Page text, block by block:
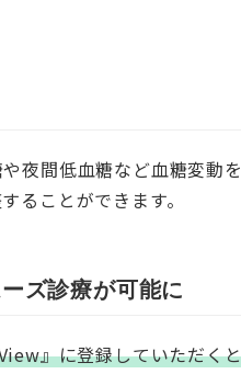
夜間低血糖など血糖変動
ることができます。
ズ診療が可能に
』に登録していただく